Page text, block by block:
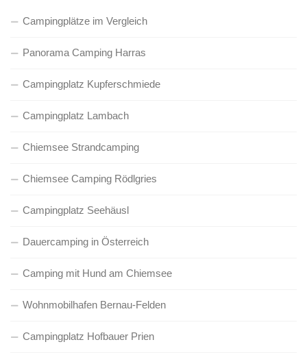
Campingplätze im Vergleich
Panorama Camping Harras
Campingplatz Kupferschmiede
Campingplatz Lambach
Chiemsee Strandcamping
Chiemsee Camping Rödlgries
Campingplatz Seehäusl
Dauercamping in Österreich
Camping mit Hund am Chiemsee
Wohnmobilhafen Bernau-Felden
Campingplatz Hofbauer Prien